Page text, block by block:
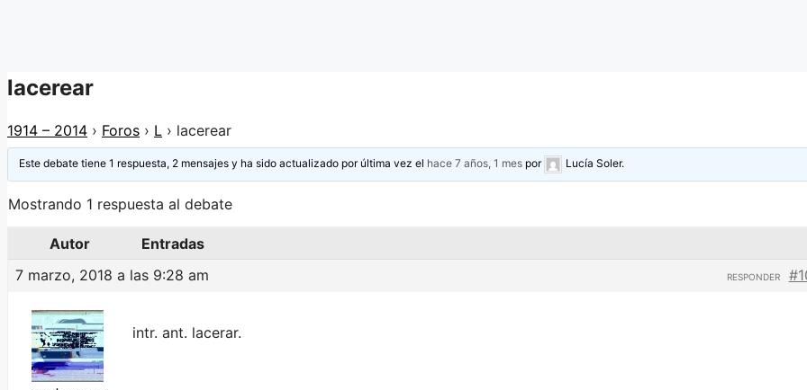
lacerear
1914 – 2014 › Foros › L › lacerear
Este debate tiene 1 respuesta, 2 mensajes y ha sido actualizado por última vez el hace 7 años, 1 mespor Lucía Soler.
Mostrando 1 respuesta al debate
Autor
Entradas
7 marzo, 2018 a las 9:28 am
RESPONDER
intr. ant. lacerar.